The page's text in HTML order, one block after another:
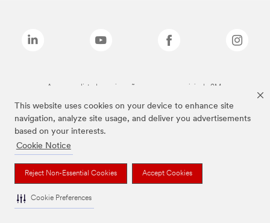
This website uses cookies on your device to enhance site
navigation, analyze site usage, and deliver you advertisements
based on your interests.
Cookie Notice
Reject Non-Essential Cookies Accept Cookies
Cookie Preferences
As marcas listadas a cima são marcas comerciais da 3M.